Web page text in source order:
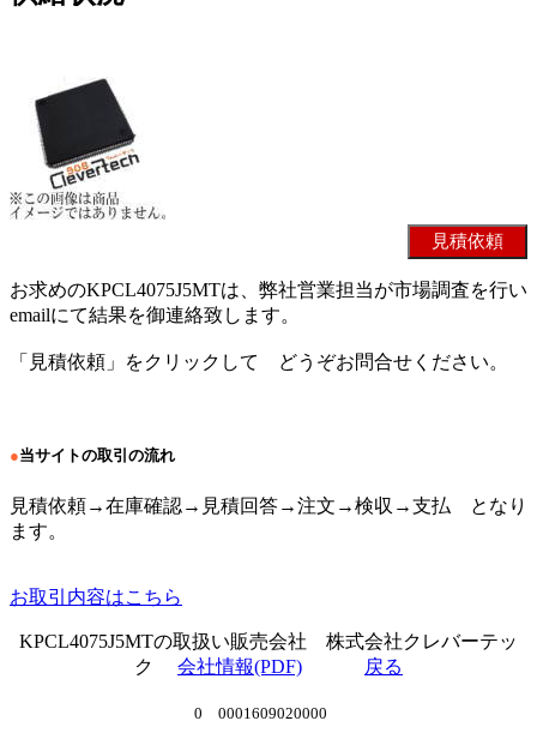
お求めのKPCL4075J5MTは、弊社営業担当が市場調査を行い
emailにて結果を御連絡致します。
「見積依頼」をクリックして どうぞお問合せください。
●当サイトの取引の流れ
見積依頼→在庫確認→見積回答→注文→検収→支払 となり
ます。
お取引内容はこちら
KPCL4075J5MTの取扱い販売会社 株式会社クレバーテッ
ク 会社情報(PDF) 戻る
0 0001609020000